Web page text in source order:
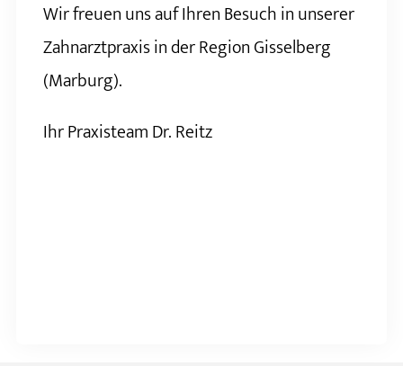
Wir freuen uns auf Ihren Besuch in unserer
Zahnarztpraxis in der Region Gisselberg
(Marburg).
Ihr Praxisteam Dr. Reitz